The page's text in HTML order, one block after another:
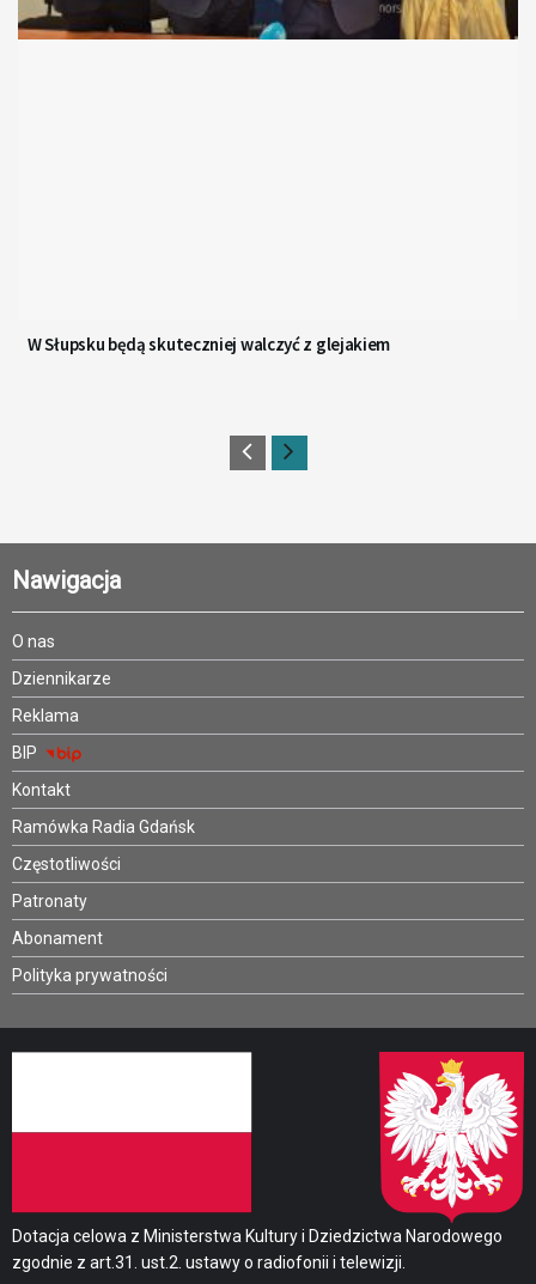
W Słupsku będą skuteczniej walczyć z glejakiem
Nawigacja
O nas
Dziennikarze
Reklama
BIP
Kontakt
Ramówka Radia Gdańsk
Częstotliwości
Patronaty
Abonament
Polityka prywatności
Dotacja celowa z Ministerstwa Kultury i Dziedzictwa Narodowego
zgodnie z art.31. ust.2. ustawy o radiofonii i telewizji.